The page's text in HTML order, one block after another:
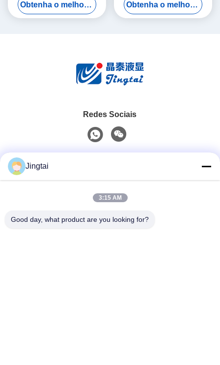
Ângulo de visão totalObtenha o melhor preço
400 cd/m² de luminância
Obtenha o melhor preço
Redes Sociais
0086-755-27491128
Jingtai
3:15 AM
Good day, what product are you looking for?